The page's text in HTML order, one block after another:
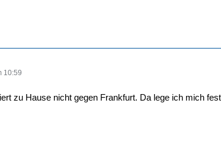
10:59
zu Hause nicht gegen Frankfurt. Da lege ich mich